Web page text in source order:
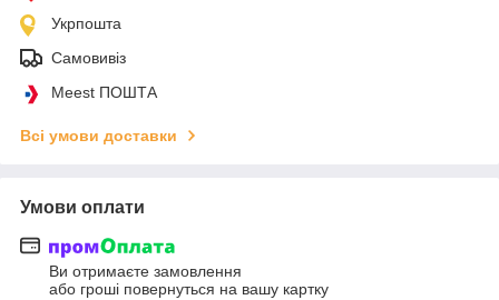
Укрпошта
Самовивіз
Meest ПОШТА
Всі умови доставки
Умови оплати
Ви отримаєте замовлення
або гроші повернуться на вашу картку